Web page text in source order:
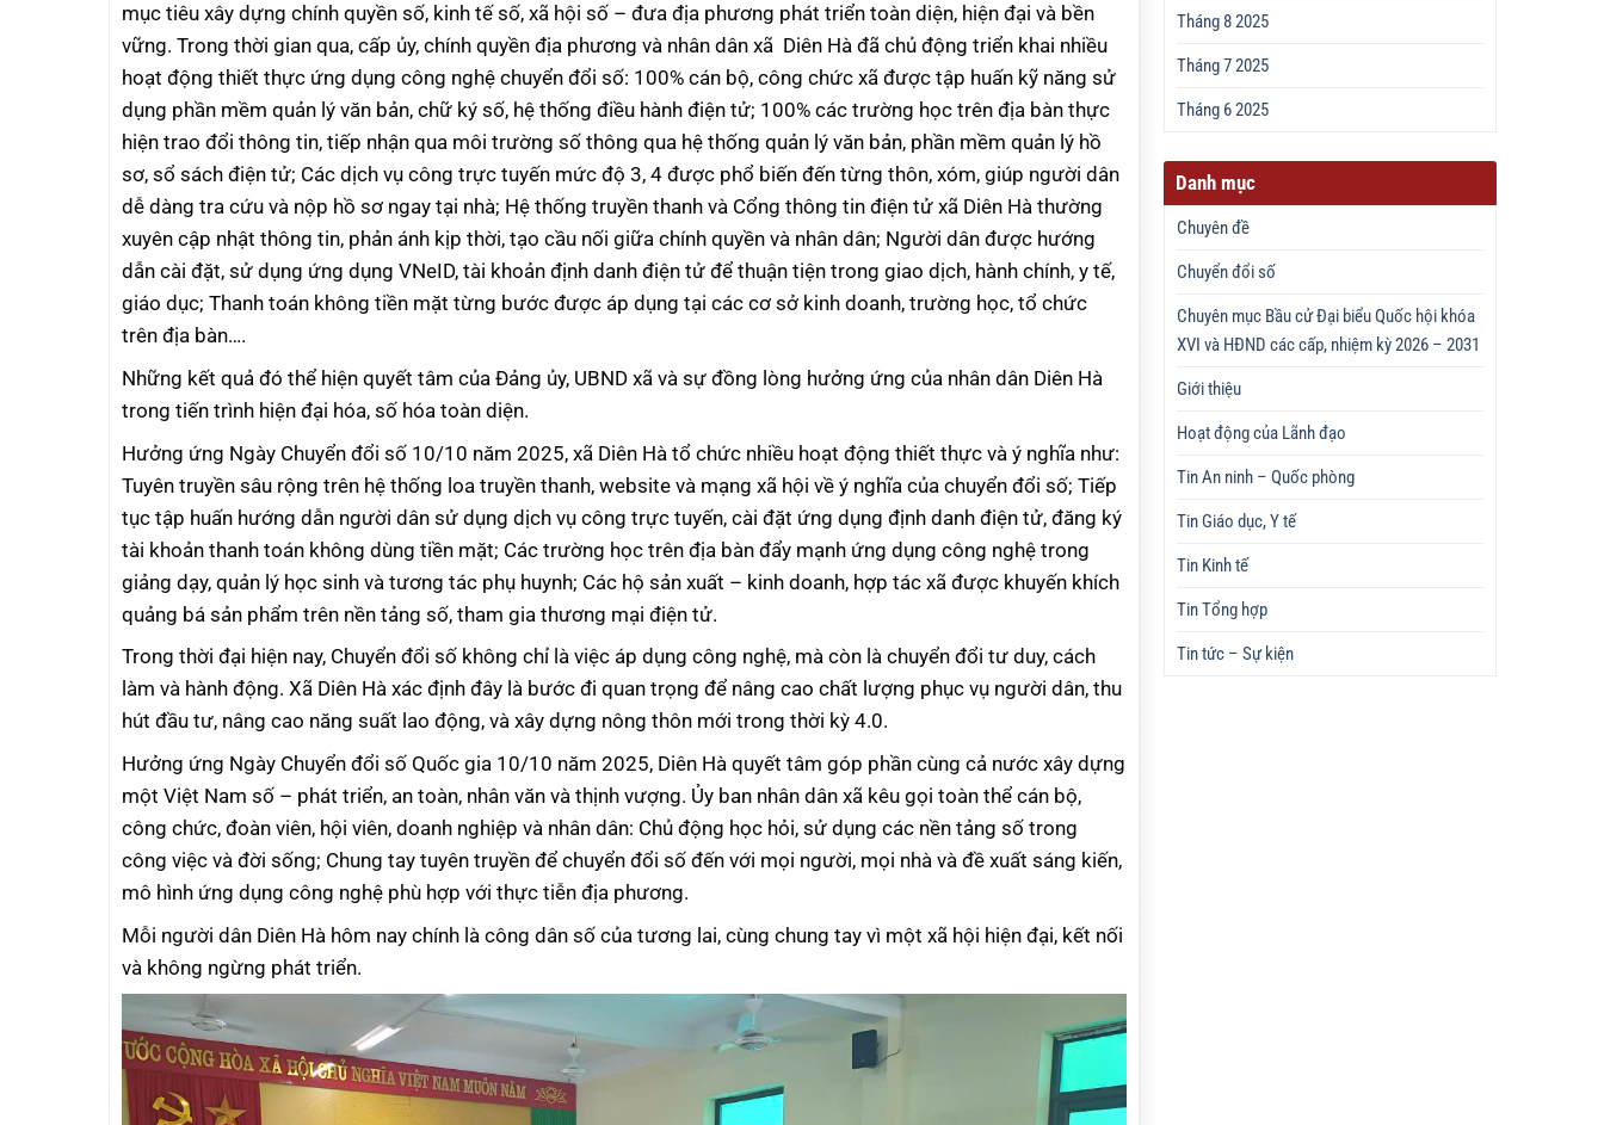
mục tiêu xây dựng chính quyền số, kinh tế số, xã hội số – đưa địa phương phát triển toàn diện, hiện đại và bền
vững. Trong thời gian qua, cấp ủy, chính quyền địa phương và nhân dân xã Diên Hà đã chủ động triển khai nhiều
hoạt động thiết thực ứng dụng công nghệ chuyển đổi số: 100% cán bộ, công chức xã được tập huấn kỹ năng sử
dụng phần mềm quản lý văn bản, chữ ký số, hệ thống điều hành điện tử; 100% các trường học trên địa bàn thực
hiện trao đổi thông tin, tiếp nhận qua môi trường số thông qua hệ thống quản lý văn bản, phần mềm quản lý hồ
sơ, sổ sách điện tử; Các dịch vụ công trực tuyến mức độ 3, 4 được phổ biến đến từng thôn, xóm, giúp người dân
dễ dàng tra cứu và nộp hồ sơ ngay tại nhà; Hệ thống truyền thanh và Cổng thông tin điện tử xã Diên Hà thường
xuyên cập nhật thông tin, phản ánh kịp thời, tạo cầu nối giữa chính quyền và nhân dân; Người dân được hướng
dẫn cài đặt, sử dụng ứng dụng VNeID, tài khoản định danh điện tử để thuận tiện trong giao dịch, hành chính, y tế,
giáo dục; Thanh toán không tiền mặt từng bước được áp dụng tại các cơ sở kinh doanh, trường học, tổ chức
trên địa bàn….
Những kết quả đó thể hiện quyết tâm của Đảng ủy, UBND xã và sự đồng lòng hưởng ứng của nhân dân Diên Hà
trong tiến trình hiện đại hóa, số hóa toàn diện.
Hưởng ứng Ngày Chuyển đổi số 10/10 năm 2025, xã Diên Hà tổ chức nhiều hoạt động thiết thực và ý nghĩa như:
Tuyên truyền sâu rộng trên hệ thống loa truyền thanh, website và mạng xã hội về ý nghĩa của chuyển đổi số; Tiếp
tục tập huấn hướng dẫn người dân sử dụng dịch vụ công trực tuyến, cài đặt ứng dụng định danh điện tử, đăng ký
tài khoản thanh toán không dùng tiền mặt; Các trường học trên địa bàn đẩy mạnh ứng dụng công nghệ trong
giảng dạy, quản lý học sinh và tương tác phụ huynh; Các hộ sản xuất – kinh doanh, hợp tác xã được khuyến khích
quảng bá sản phẩm trên nền tảng số, tham gia thương mại điện tử.
Trong thời đại hiện nay, Chuyển đổi số không chỉ là việc áp dụng công nghệ, mà còn là chuyển đổi tư duy, cách
làm và hành động. Xã Diên Hà xác định đây là bước đi quan trọng để nâng cao chất lượng phục vụ người dân, thu
hút đầu tư, nâng cao năng suất lao động, và xây dựng nông thôn mới trong thời kỳ 4.0.
Hưởng ứng Ngày Chuyển đổi số Quốc gia 10/10 năm 2025, Diên Hà quyết tâm góp phần cùng cả nước xây dựng
một Việt Nam số – phát triển, an toàn, nhân văn và thịnh vượng. Ủy ban nhân dân xã kêu gọi toàn thể cán bộ,
công chức, đoàn viên, hội viên, doanh nghiệp và nhân dân: Chủ động học hỏi, sử dụng các nền tảng số trong
công việc và đời sống; Chung tay tuyên truyền để chuyển đổi số đến với mọi người, mọi nhà và đề xuất sáng kiến,
mô hình ứng dụng công nghệ phù hợp với thực tiễn địa phương.
Mỗi người dân Diên Hà hôm nay chính là công dân số của tương lai, cùng chung tay vì một xã hội hiện đại, kết nối
và không ngừng phát triển.
Tháng 8 2025
Tháng 7 2025
Tháng 6 2025
Danh mục
Chuyên đề
Chuyển đổi số
Chuyên mục Bầu cử Đại biểu Quốc hội khóa
XVI và HĐND các cấp, nhiệm kỳ 2026 – 2031
Giới thiệu
Hoạt động của Lãnh đạo
Tin An ninh – Quốc phòng
Tin Giáo dục, Y tế
Tin Kinh tế
Tin Tổng hợp
Tin tức – Sự kiện